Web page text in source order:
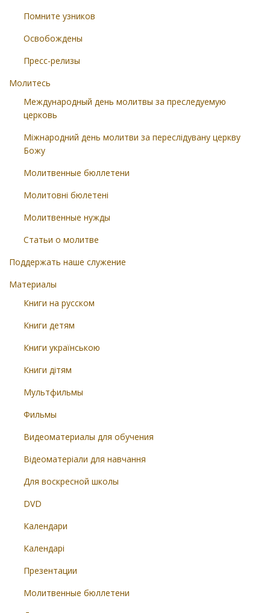
Помните узников
Освобождены
Пресс-релизы
Молитесь
Международный день молитвы за преследуемую
церковь
Міжнародний день молитви за переслідувану церкву
Божу
Молитвенные бюллетени
Молитовні бюлетені
Молитвенные нужды
Статьи о молитве
Поддержать наше служение
Материалы
Книги на русском
Книги детям
Книги українською
Книги дітям
Мультфильмы
Фильмы
Видеоматериалы для обучения
Відеоматеріали для навчання
Для воскресной школы
DVD
Календари
Календарі
Презентации
Молитвенные бюллетени